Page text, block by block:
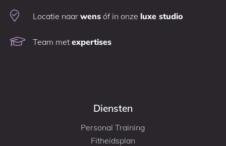
Locatie naar wens óf in onze luxe studio
Team met expertises
Diensten
Personal Training
Fitheidsplan